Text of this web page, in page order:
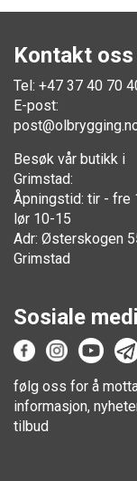
Kontakt oss
Tel: +47 37 40 70
E-post:
Besøk vår butikk i
Grimstad:
Åpningstid: tir - fre
lør 10-15
Adr: Østerskogen
Grimstad
Sosiale
følg oss for å
informasjon,
tilbud